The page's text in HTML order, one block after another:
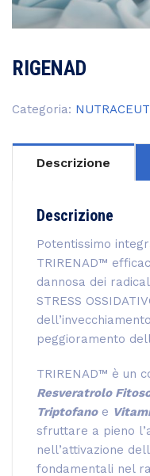
RIGENAD
Categoria:
Descrizione
Descrizione
Potentissimo
TRIRENAD™
dannosa dei
STRESS
peggioramento
TRIRENAD™ è un
Resveratrolo
Triptofanoe
sfruttare a pieno
nell’attivazione
fondamentali nel